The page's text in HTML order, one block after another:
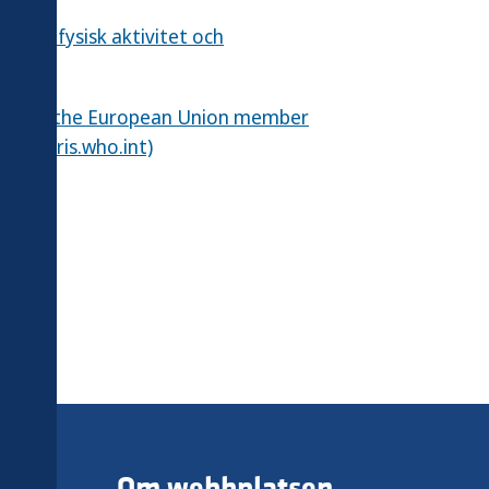
för fysisk aktivitet och
for the European Union member
(iris.who.int)